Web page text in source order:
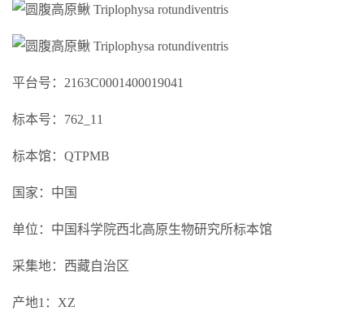
平台号：2163C0001400019041
标本号：762_11
标本馆：QTPMB
国家：中国
单位：中国科学院西北高原生物研究所标本馆
采集地：西藏自治区
产地1：XZ